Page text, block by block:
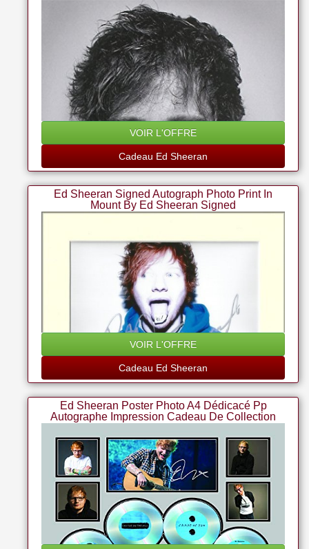
VOIR L'OFFRE
Cadeau Ed Sheeran
Ed Sheeran Signed Autograph Photo Print In
Mount By Ed Sheeran Signed
VOIR L'OFFRE
Cadeau Ed Sheeran
Ed Sheeran Poster Photo A4 Dédicacé Pp
Autographe Impression Cadeau De Collection